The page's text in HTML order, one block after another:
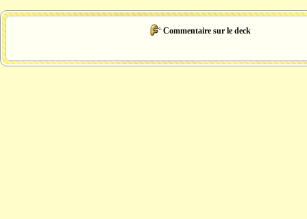
Commentaire sur le deck